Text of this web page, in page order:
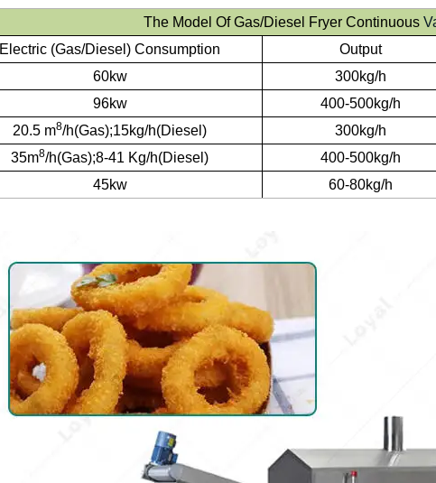
The Model Of Gas/Diesel Fryer Continuous
Electric (Gas/Diesel) Consumption Output
60kw 300kg/h
96kw 400-500kg/h
20.5 m8/h(Gas);15kg/h(Diesel) 300kg/h
35m8/h(Gas);8-41 Kg/h(Diesel) 400-500kg/h
45kw 60-80kg/h